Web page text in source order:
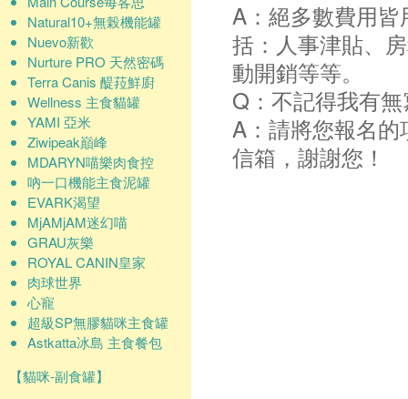
Natural10+無榖機能罐
Nuevo新歡
Nurture PRO 天然密碼
Terra Canis 醍菈鮮廚
Wellness 主食貓罐
YAMI 亞米
Ziwipeak巔峰
MDARYN喵樂肉食控
吶一口機能主食泥罐
EVARK渴望
MjAMjAM迷幻喵
GRAU灰樂
ROYAL CANIN皇家
肉球世界
心寵
超級SP無膠貓咪主食罐
Astkatta冰島 主食餐包
【貓咪-副食罐】
A：絕多數費用
括：人事津貼、
動開銷等等。
Q：不記得我有
A：請將您報名
信箱，謝謝您！